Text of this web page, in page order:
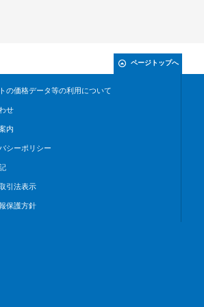
ページトップへ
の価格データ等の利用について
せ
内
シーポリシー
引法表示
保護方針